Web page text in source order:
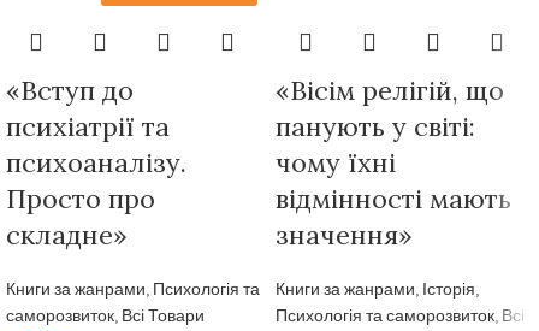
«Вступ до
психіатрії та
психоаналізу.
Просто про
складне»
Книги за жанрами, Психологія та
саморозвиток, Всі Товари
«Вісім релігій, що
панують у світі:
чому їхні
відмінності мають
значення»
Книги за жанрами, Історія,
Психологія та саморозвиток, Всі